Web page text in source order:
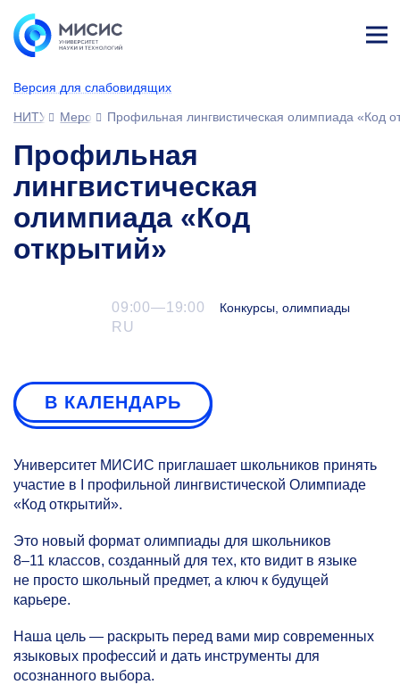
Версия для слабовидящих
ине
НИТУ МИСИСМероприятияПрофильная лингвистическая олимпиада «Код
Профильная
лингвистическая
олимпиада «Код
открытий»
09:00—19:00 Конкурсы, олимпиады
RU
В КАЛЕНДАРЬ
Университет МИСИС приглашает школьников принять
участие в I профильной лингвистической Олимпиаде
«Код открытий».
Это новый формат олимпиады для школьников
8–11 классов, созданный для тех, кто видит в языке
не просто школьный предмет, а ключ к будущей
карьере.
Наша цель — раскрыть перед вами мир современных
языковых профессий и дать инструменты для
осознанного выбора.